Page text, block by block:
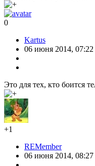
0
Kartus
06 июня 2014, 07:22
Это для тех, кто боится
+1
REMember
06 июня 2014, 08:27